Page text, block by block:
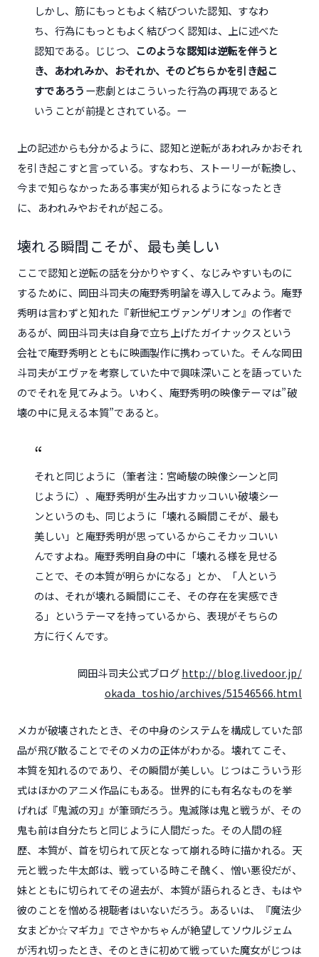
しかし、筋にもっともよく結びついた認知、すなわ
ち、行為にもっともよく結びつく認知は、上に述べた
認知である。じじつ、 このような認知は逆転を伴うと
き、あわれみか、おそれか、そのどちらかを引き起こ
すであろうー悲劇とはこういった行為の再現であると
いうことが前提とされている。ー
上の記述からも分かるように、認知と逆転があわれみかおそれ
を引き起こすと言っている。すなわち、ストーリーが転換し、
今まで知らなかったある事実が知られるようになったとき
に、あわれみやおそれが起こる。
壊れる瞬間こそが、最も美しい
ここで認知と逆転の話を分かりやすく、なじみやすいものに
するために、岡田斗司夫の庵野秀明論を導入してみよう。庵野
秀明は言わずと知れた『新世紀エヴァンゲリオン』の作者で
あるが、岡田斗司夫は自身で立ち上げたガイナックスという
会社で庵野秀明とともに映画製作に携わっていた。そんな岡田
斗司夫がエヴァを考察していた中で興味深いことを語っていた
のでそれを見てみよう。いわく、庵野秀明の映像テーマは”破
壊の中に見える本質”であると。
それと同じように（筆者注：宮崎駿の映像シーンと同
じように）、庵野秀明が生み出すカッコいい破壊シー
ンというのも、同じように「壊れる瞬間こそが、最も
美しい」と庵野秀明が思っているからこそカッコいい
んですよね。庵野秀明自身の中に「壊れる様を見せる
ことで、その本質が明らかになる」とか、「人という
のは、それが壊れる瞬間にこそ、その存在を実感でき
る」というテーマを持っているから、表現がそちらの
方に行くんです。
岡田斗司夫公式ブログhttp://blog.livedoor.jp/
okada_toshio/archives/51546566.html
メカが破壊されたとき、その中身のシステムを構成していた部
品が飛び散ることでそのメカの正体がわかる。壊れてこそ、
本質を知れるのであり、その瞬間が美しい。じつはこういう形
式はほかのアニメ作品にもある。世界的にも有名なものを挙
げれば『鬼滅の刃』が筆頭だろう。鬼滅隊は鬼と戦うが、その
鬼も前は自分たちと同じように人間だった。その人間の経
歴、本質が、首を切られて灰となって崩れる時に描かれる。天
元と戦った牛太郎は、戦っている時こそ醜く、憎い悪役だが、
妹とともに切られてその過去が、本質が語られるとき、もはや
彼のことを憎める視聴者はいないだろう。あるいは、『魔法少
女まどか☆マギカ』でさやかちゃんが絶望してソウルジェム
が汚れ切ったとき、そのときに初めて戦っていた魔女がじつは